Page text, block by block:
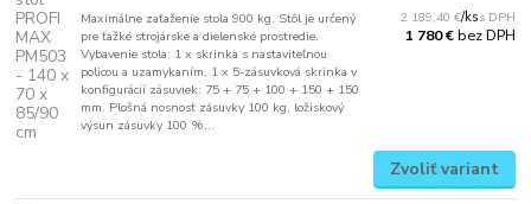
Maximálne zaťaženie stola 900 kg. Stôl je určený
pre ťažké strojárske a dielenské prostredie.
Vybavenie stola: 1 x skrinka s nastaviteľnou
policou a uzamykaním, 1 x 5-zásuvková skrinka v
konfigurácií zásuviek: 75 + 75 + 100 + 150 + 150
mm. Plošná nosnosť zásuvky 100 kg, ložiskový
výsun zásuvky 100 %...
2 189,40 €/ks
1 780 €bez DPH
Zvoliť variant